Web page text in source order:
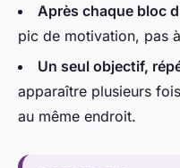
Après chaque bloc
pic de motivation, pas
Un seul objectif,
apparaître plusieurs
au même endroit.